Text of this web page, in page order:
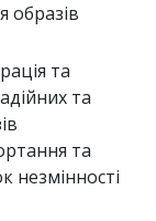
образів
та
та
та
незмінності